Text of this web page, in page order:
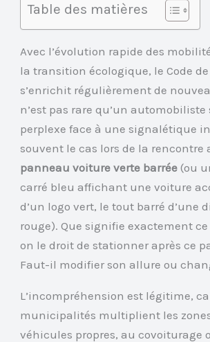
Table des matières
Avec l’évolution rapide des
la transition écologique, le Code
s’enrichit régulièrement de
n’est pas rare qu’un automobiliste
perplexe face à une signalétique
souvent le cas lors de la rencontre
panneau voiture verte barrée (ou
carré bleu affichant une voiture
d’un logo vert, le tout barré d’une
rouge). Que signifie exactement
on le droit de stationner après ce
Faut-il modifier son allure ou
L’incompréhension est légitime,
municipalités multiplient les
véhicules propres, au covoiturage